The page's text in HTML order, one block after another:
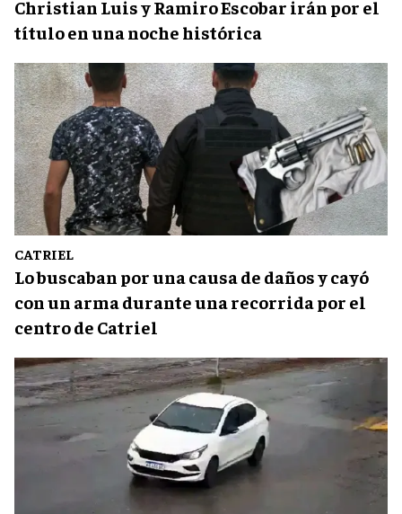
Christian Luis y Ramiro Escobar irán por el
título en una noche histórica
CATRIEL
Lo buscaban por una causa de daños y cayó
con un arma durante una recorrida por el
centro de Catriel